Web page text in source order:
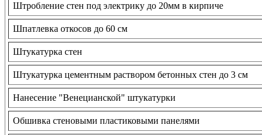
Штробление стен под электрику до 20мм в кирпиче
Шпатлевка откосов до 60 см
Штукатурка стен
Штукатурка цементным раствором бетонных стен до 3 см
Нанесение "Венецианской" штукатурки
Обшивка стеновыми пластиковыми панелями